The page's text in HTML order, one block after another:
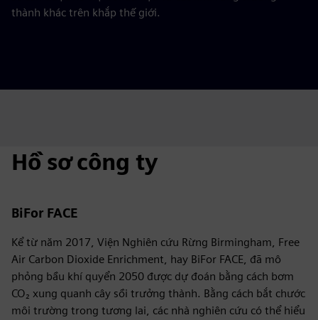
thành khác trên khắp thế giới.
Hồ sơ công ty
BiFor FACE
Kể từ năm 2017, Viện Nghiên cứu Rừng Birmingham, Free
Air Carbon Dioxide Enrichment, hay BiFor FACE, đã mô
phỏng bầu khí quyển 2050 được dự đoán bằng cách bơm
CO₂ xung quanh cây sồi trưởng thành. Bằng cách bắt chước
môi trường trong tương lai, các nhà nghiên cứu có thể hiểu